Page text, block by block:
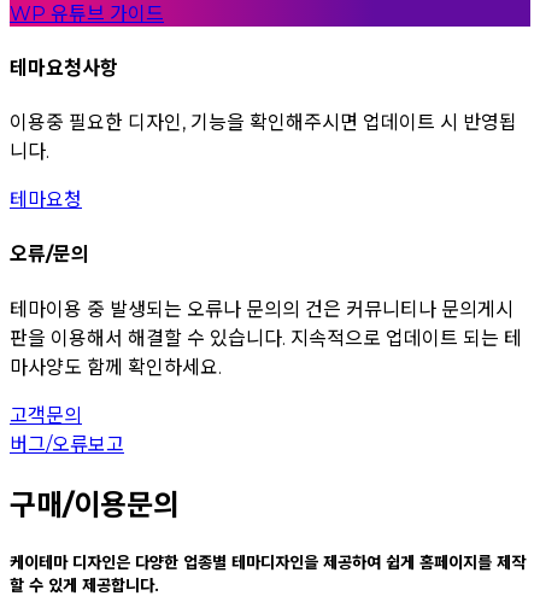
WP 유튜브 가이드
테마요청사항
이용중 필요한 디자인, 기능을 확인해주시면 업데이트 시 반영됩
니다.
테마요청
오류/문의
테마이용 중 발생되는 오류나 문의의 건은 커뮤니티나 문의게시
판을 이용해서 해결할 수 있습니다. 지속적으로 업데이트 되는 테
마사양도 함께 확인하세요.
고객문의
버그/오류보고
구매/이용문의
케이테마 디자인은 다양한 업종별 테마디자인을 제공하여 쉽게 홈페이지를 제작
할 수 있게 제공합니다.